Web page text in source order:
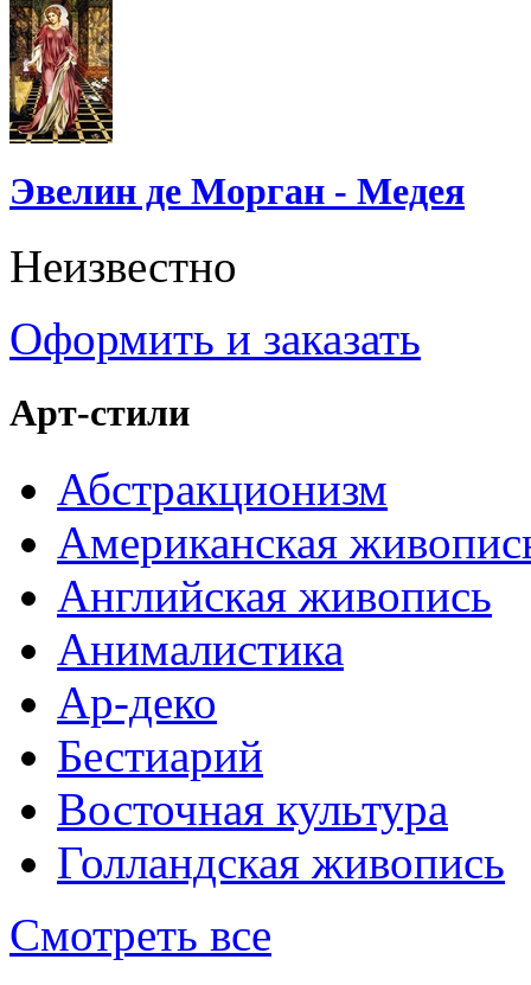
Эвелин де Морган - Медея
Неизвестно
Оформить и заказать
Арт-стили
Абстракционизм
Американская
Английская живопись
Анималистика
Ар-деко
Бестиарий
Восточная культура
Голландская живопись
Смотреть все